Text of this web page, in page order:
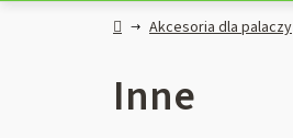
HomeAkcesoria dla palaczy
Inne